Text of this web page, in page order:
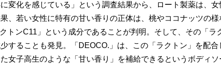
変化を感じている」という調査結果から、ロート製薬は、
、若い女性に特有の甘い香りの正体は、桃やココナッツの様
トンC11」という成分であることが判明。そして、その「ラ
することも発見。「DEOCO.」は、この「ラクトン」を配合
女子高生のような「甘い香り」を補給できるというボディ